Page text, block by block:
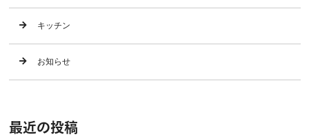
キッチン
お知らせ
最近の投稿